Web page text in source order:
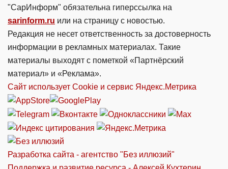
"СарИнформ" обязательна гиперссылка на
sarinform.ru или на страницу с новостью.
Редакция не несет ответственность за достоверность
информации в рекламных материалах. Такие
материалы выходят с пометкой «Партнёрский
материал» и «Реклама».
Сайт использует Cookie и сервиc Яндекс.Метрика
Разработка сайта - агентство "Без иллюзий"